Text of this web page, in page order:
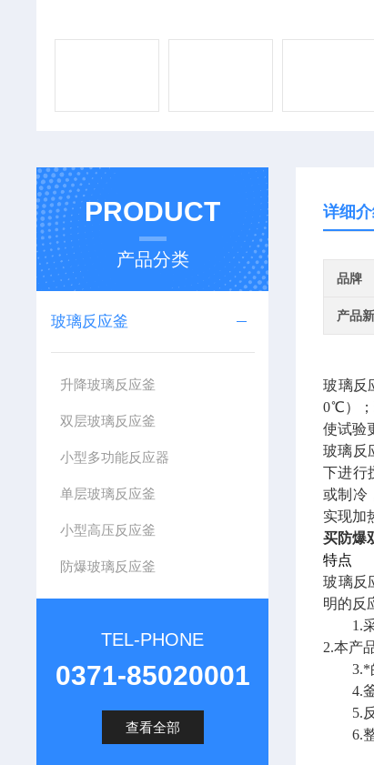
PRODUCT
产品分类
玻璃反应釜
升降玻璃反应釜
双层玻璃反应釜
小型多功能反应器
单层玻璃反应釜
小型高压反应釜
防爆玻璃反应釜
TEL-PHONE
0371-85020001
查看全部
详细
品牌
产品
玻璃反
0℃）；
使试验
玻璃反
下进行
或制冷
实现加
买防爆
特点
玻璃反
明的反
1.采
2.本产
3.*的
4.釜
5.反
6.整